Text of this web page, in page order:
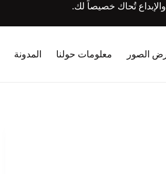
تُحاك خصيصاً لك.
الصور معلومات حولنا المدونة